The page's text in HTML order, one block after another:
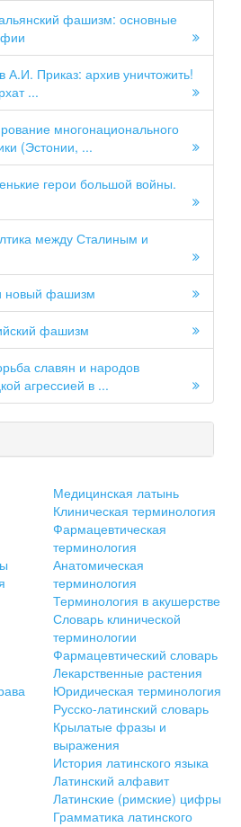
фашизм: основные
А.И. Приказ: архив уничтожить!
...
многонационального
(Эстонии, ...
герои большой войны.
между Сталиным и
новый фашизм
фашизм
славян и народов
агрессией в ...
Медицинская латынь
Клиническая терминология
Фармацевтическая
терминология
Анатомическая
терминология
Терминология в акушерстве
Словарь клинической
терминологии
Фармацевтический словарь
Лекарственные растения
Юридическая терминология
Русско-латинский словарь
Крылатые фразы и
выражения
История латинского языка
Латинский алфавит
Латинские (римские) цифры
Грамматика латинского